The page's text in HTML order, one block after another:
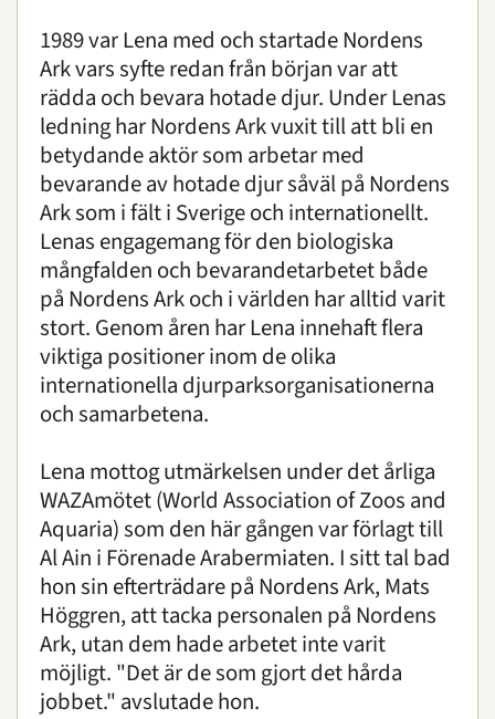
1989 var Lena med och startade Nordens
Ark vars syfte redan från början var att
rädda och bevara hotade djur. Under Lenas
ledning har Nordens Ark vuxit till att bli en
betydande aktör som arbetar med
bevarande av hotade djur såväl på Nordens
Ark som i fält i Sverige och internationellt.
Lenas engagemang för den biologiska
mångfalden och bevarandetarbetet både
på Nordens Ark och i världen har alltid varit
stort. Genom åren har Lena innehaft flera
viktiga positioner inom de olika
internationella djurparksorganisationerna
och samarbetena.
Lena mottog utmärkelsen under det årliga
WAZAmötet (World Association of Zoos and
Aquaria) som den här gången var förlagt till
Al Ain i Förenade Arabermiaten. I sitt tal bad
hon sin efterträdare på Nordens Ark, Mats
Höggren, att tacka personalen på Nordens
Ark, utan dem hade arbetet inte varit
möjligt. "Det är de som gjort det hårda
jobbet." avslutade hon.